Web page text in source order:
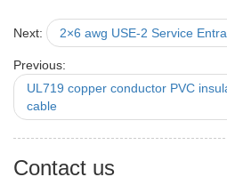
Next: 2×6 awg USE-2 Service
Previous:
UL719 copper conductor PVC
cable
Contact us